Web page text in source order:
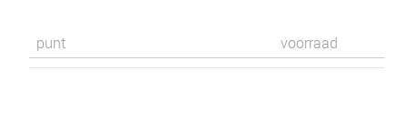
punt voorraad